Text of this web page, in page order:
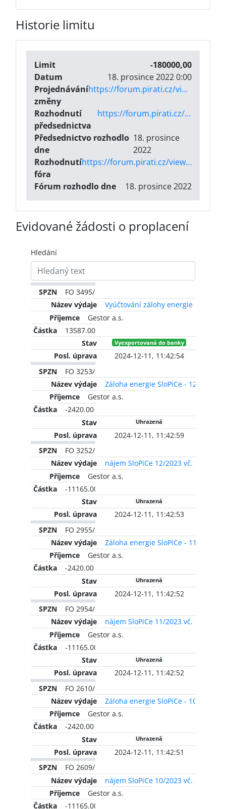
Historie limitu
Limit
-180000,00
Datum
18. prosince 2022 0:00
Projednávání
změny
https://forum.pirati.cz/viewtopic.php?t=63255
Rozhodnutí
předsednictva
https://forum.pirati.cz/viewtopic.php?t=63392
Předsednictvo rozhodlo
dne
18. prosince
2022
Rozhodnutí
fóra
https://forum.pirati.cz/viewtopic.php?t=63392
Fórum rozhodlo dne 18. prosince 2022
Evidované žádosti o proplacení
Hledání
FO 3495/2023
Vyúčtování zálohy energie SloPiCe
Gestor a.s.
13587.00 CZK
Vyexportovaná do banky
2024-12-11, 11:42:54
FO 3253/2023
Záloha energie SloPiCe - 12/2023
Gestor a.s.
-2420.00 CZK
Uhrazená
2024-12-11, 11:42:59
FO 3252/2023
nájem SloPiCe 12/2023 vč. zálohy
Gestor a.s.
-11165.00 CZK
Uhrazená
2024-12-11, 11:42:53
FO 2955/2023
Záloha energie SloPiCe - 11/2022
Gestor a.s.
-2420.00 CZK
Uhrazená
2024-12-11, 11:42:52
FO 2954/2023
nájem SloPiCe 11/2023 vč. zálohy
Gestor a.s.
-11165.00 CZK
Uhrazená
2024-12-11, 11:42:52
FO 2610/2023
Záloha energie SloPiCe - 10/2022
Gestor a.s.
-2420.00 CZK
Uhrazená
2024-12-11, 11:42:51
FO 2609/2023
nájem SloPiCe 10/2023 vč. zálohy
Gestor a.s.
-11165.00 CZK